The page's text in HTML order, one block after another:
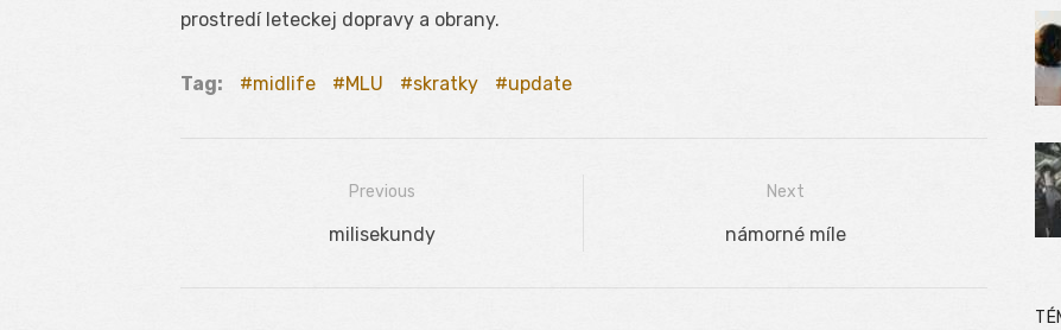
prostredí leteckej dopravy a obrany.
Tag: midlife MLU skratky update
Previous
Previous
milisekundy
Next
Next
námorné míle